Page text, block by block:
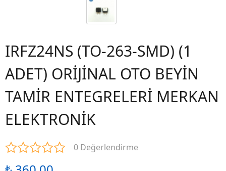
IRFZ24NS (TO-263-SMD) (1
ADET) ORİJİNAL OTO BEYİN
TAMİR ENTEGRELERİ MERKAN
ELEKTRONİK
0 Değerlendirme